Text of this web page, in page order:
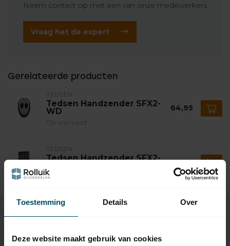
Toestemming Details Over
Deze website maakt gebruik van cookies
Neem contact op met een van onze medewerkers
Vraag het de expert
Gerelateerde producten
TEDSEN
Tedsen Handzender SFX2-
WD
Op voorraad
64,95
TEDSEN
Tedsen Handzender SFX2-
Niet op voorraad
59,95
Specificaties